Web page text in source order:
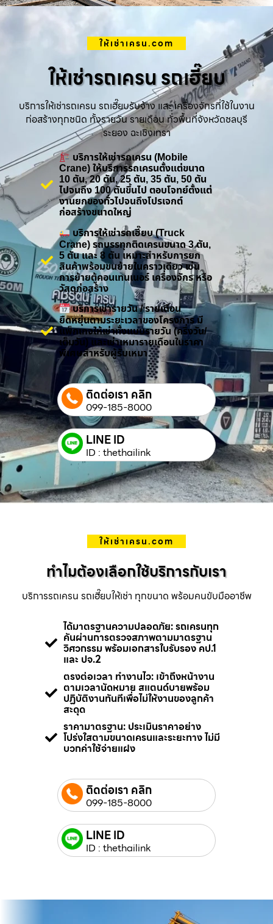
ให้เช่าเครน.com
ให้เช่ารถเครน รถเฮี๊ยบ
บริการให้เช่ารถเครน รถเฮี๊ยบรับจ้าง และ เครื่องจักรที่ใช้ในงาน
ก่อสร้างทุกชนิด ทั้งรายวัน รายเดือน ทั่วพื้นที่จังหวัดชลบุรี
ระยอง ฉะเชิงเทรา
บริการให้เช่ารถเครน (Mobile
Crane) ให้บริการรถเครนตั้งแต่ขนาด
10 ตัน, 20 ตัน, 25 ตัน, 35 ตัน, 50 ตัน
ไปจนถึง 100 ตันขึ้นไป ตอบโจทย์ตั้งแต่
งานยกของทั่วไปจนถึงโปรเจกต์
ก่อสร้างขนาดใหญ่
บริการให้เช่ารถเฮี๊ยบ (Truck
Crane) รถบรรทุกติดเครนขนาด 3 ตัน,
5 ตัน และ 8 ตัน เหมาะสำหรับการยก
สินค้าพร้อมขนย้ายในคราวเดียว เช่น
การย้ายตู้คอนเทนเนอร์ เครื่องจักร หรือ
วัสดุก่อสร้าง
บริการเช่ารายวัน / รายเดือน
ยืดหยุ่นตามระยะเวลาของโครงการ มี
แพ็กเกจให้เช่าทั้งแบบรายวัน (ครึ่งวัน/
เต็มวัน) และเช่าเหมารายเดือนในราคา
พิเศษสำหรับผู้รับเหมา
ติดต่อเรา คลิก
099-185-8000
LINE ID
ID : thethailink
ให้เช่าเครน.com
ทำไมต้องเลือกใช้บริการกับเรา
บริการรถเครน รถเฮี๊ยบให้เช่า ทุกขนาด พร้อมคนขับมืออาชีพ
ได้มาตรฐานความปลอดภัย: รถเครนทุก
คันผ่านการตรวจสภาพตามมาตรฐาน
วิศวกรรม พร้อมเอกสารใบรับรอง คป.1
และ ปจ.2
ตรงต่อเวลา ทำงานไว: เข้าถึงหน้างาน
ตามเวลานัดหมาย สแตนด์บายพร้อม
ปฏิบัติงานทันทีเพื่อไม่ให้งานของลูกค้า
สะดุด
ราคามาตรฐาน: ประเมินราคาอย่าง
โปร่งใสตามขนาดเครนและระยะทาง ไม่มี
บวกค่าใช้จ่ายแฝง
ติดต่อเรา คลิก
099-185-8000
LINE ID
ID : thethailink